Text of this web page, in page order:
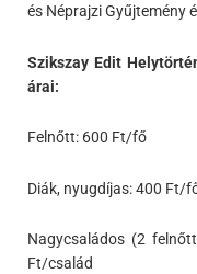
és Néprajzi Gyűjtemény
Szikszay Edit
árai:
Felnőtt: 600 Ft/fő
Diák, nyugdíjas: 400 Ft/
Nagycsaládos (2
Ft/család